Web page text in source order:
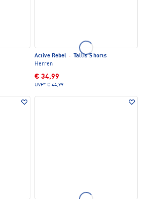
Active Rebel ·
Tallis Shorts
Herren
€ 34,99
UVP* € 44,99